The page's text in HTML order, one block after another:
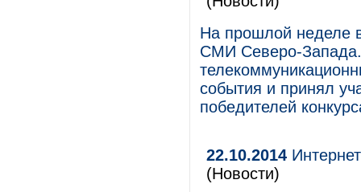
На прошлой неделе
СМИ Северо-
события и принял
победителей
22.10.2014
(Новости)